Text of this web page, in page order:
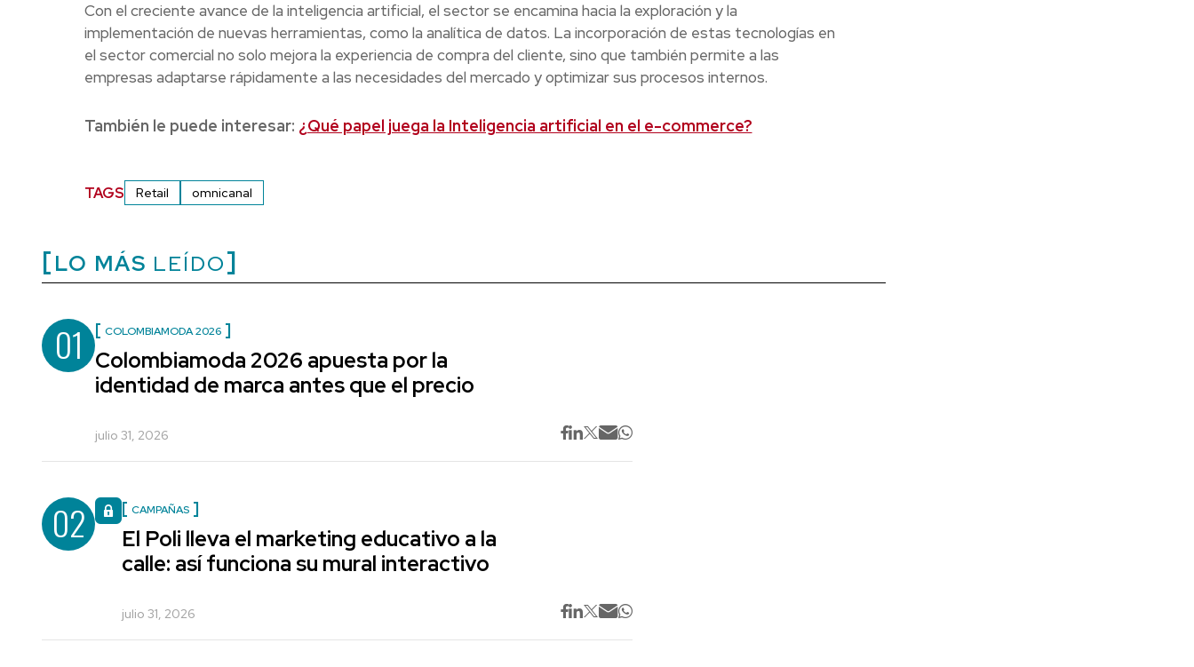
Con el creciente avance de la inteligencia artificial, el sector se encamina hacia la exploración y la
implementación de nuevas herramientas, como la analítica de datos. La incorporación de estas tecnologías en
el sector comercial no solo mejora la experiencia de compra del cliente, sino que también permite a las
empresas adaptarse rápidamente a las necesidades del mercado y optimizar sus procesos internos.
También le puede interesar: ¿Qué papel juega la Inteligencia artificial en el e-commerce?
TAGS Retail omnicanal
LO MÁS LEÍDO
01 COLOMBIAMODA 2026
Colombiamoda 2026 apuesta por la
identidad de marca antes que el precio
julio 31, 2026
02 CAMPAÑAS
El Poli lleva el marketing educativo a la
calle: así funciona su mural interactivo
julio 31, 2026